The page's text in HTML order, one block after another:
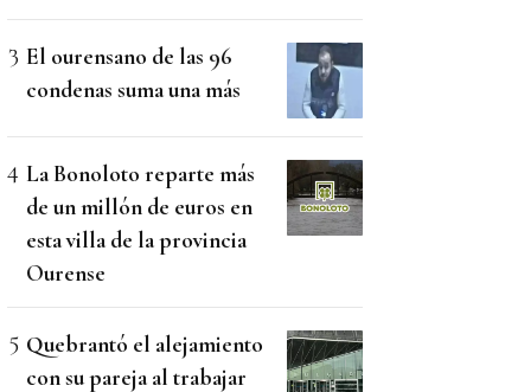
El ourensano de las 96
condenas suma una más
La Bonoloto reparte más
de un millón de euros en
esta villa de la provincia
Ourense
Quebrantó el alejamiento
con su pareja al trabajar